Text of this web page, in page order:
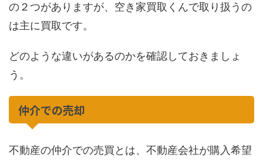
の２つがありますが、空き家買取くんで取り扱うの
は主に買取です。
どのような違いがあるのかを確認しておきましょ
う。
仲介での売却
不動産の仲介での売買とは、不動産会社が購入希望